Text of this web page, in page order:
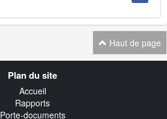
Haut de page
Plan du site
Accueil
Rapports
Porte-documents